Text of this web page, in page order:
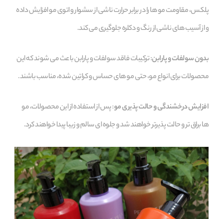
پلکس، مقاومت مو ها را در برابر حرارت ناشی از سشوار و اتوی مو افزایش داده
و از آسیب‌ های ناشی از رنگ و دکلره جلوگیری می‌ کند.
بدون سولفات و پارابن: ترکیبات فاقد سولفات و پارابن باعث می‌ شوند که این
محصولات برای انواع مو، حتی مو های حساس و کراتین‌ شده، مناسب باشند.
افزایش درخشندگی و حالت‌ پذیری مو: پس از استفاده از این محصولات، مو
ها براق‌ تر و حالت‌ پذیرتر خواهند شد و جلوه‌ ای سالم و زیبا پیدا خواهند کرد.